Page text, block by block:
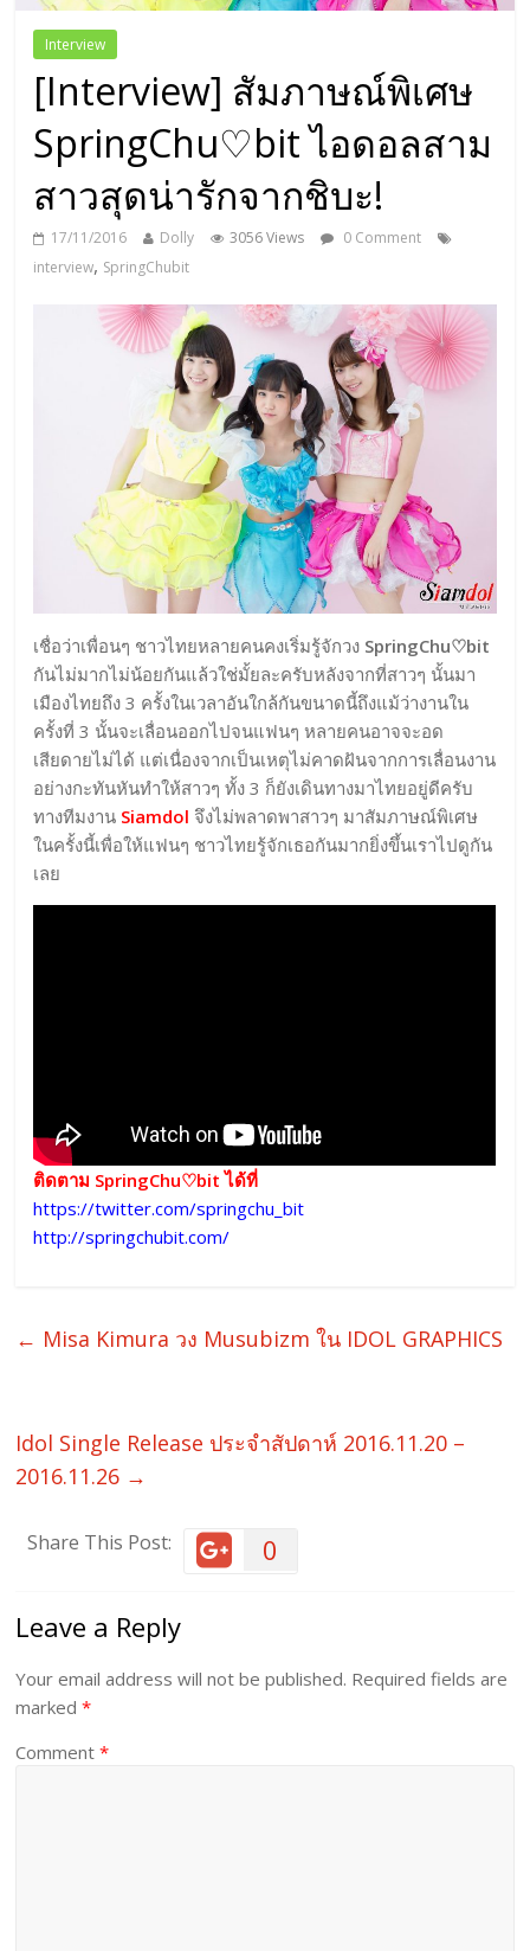
Interview
[Interview] สัมภาษณ์พิเศษ
SpringChu♡bit ไอดอลสาม
สาวสุดน่ารักจากชิบะ!
17/11/2016 Dolly 3056 Views
0 Comment
interview, SpringChubit
เชื่อว่าเพื่อนๆ ชาวไทยหลายคนคงเริ่มรู้จักวง SpringChu♡bit
กันไม่มากไม่น้อยกันแล้วใช่มั้ยละครับหลังจากที่สาวๆ นั้นมา
เมืองไทยถึง 3 ครั้งในเวลาอันใกล้กันขนาดนี้ถึงแม้ว่างานใน
ครั้งที่ 3 นั้นจะเลื่อนออกไปจนแฟนๆ หลายคนอาจจะอด
เสียดายไม่ได้ แต่เนื่องจากเป็นเหตุไม่คาดฝันจากการเลื่อนงาน
อย่างกะทันหันทำให้สาวๆ ทั้ง 3 ก็ยังเดินทางมาไทยอยู่ดีครับ
ทางทีมงาน Siamdol จึงไม่พลาดพาสาวๆ มาสัมภาษณ์พิเศษ
ในครั้งนี้เพื่อให้แฟนๆ ชาวไทยรู้จักเธอกันมากยิ่งขึ้นเราไปดูกัน
เลย
ติดตาม SpringChu♡bit ได้ที่
https://twitter.com/springchu_bit
http://springchubit.com/
← Misa Kimura วง Musubizm ใน IDOL GRAPHICS
Idol Single Release ประจำสัปดาห์ 2016.11.20 –
2016.11.26 →
Share This Post: 0
Leave a Reply
Your email address will not be published. Required fields are
marked*
Comment*